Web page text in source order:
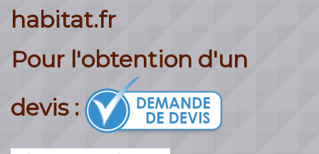
habitat.fr
Pour l'obtention d'un
devis :